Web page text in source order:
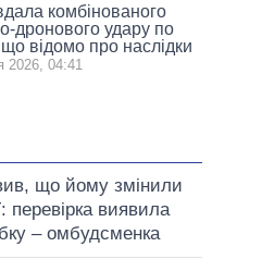
комбінованого
дронового удару по
відомо про наслідки
2026, 04:41
що йому змінили
виявила
– омбудсменка